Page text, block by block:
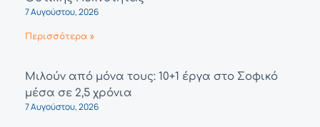
7 Αυγούστου, 2026
Περισσότερα »
Μιλούν από μόνα τους: 10+1 έργα στο Σοφικό
μέσα σε 2,5 χρόνια
7 Αυγούστου, 2026